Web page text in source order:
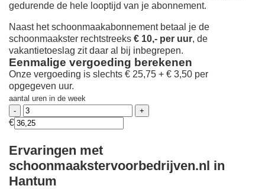
gedurende de hele looptijd van je abonnement.
Naast het schoonmaakabonnement betaal je de
schoonmaakster rechtstreeks € 10,- per uur, de
vakantietoeslag zit daar al bij inbegrepen.
Eenmalige vergoeding berekenen
Onze vergoeding is slechts € 25,75 + € 3,50 per
opgegeven uur.
aantal uren in de week
€
Ervaringen met
schoonmaakstervoorbedrijven.nl in
Hantum